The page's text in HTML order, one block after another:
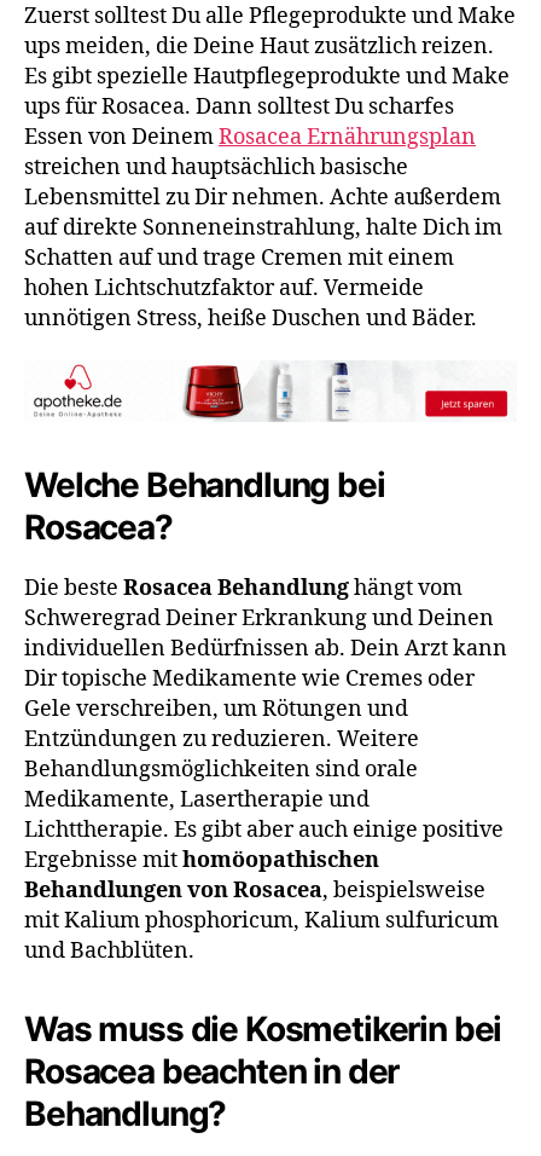
Zuerst solltest Du alle Pflegeprodukte und Make
ups meiden, die Deine Haut zusätzlich reizen.
Es gibt spezielle Hautpflegeprodukte und Make
ups für Rosacea. Dann solltest Du scharfes
Essen von DeinemRosacea Ernährungsplan
streichen und hauptsächlich basische
Lebensmittel zu Dir nehmen. Achte außerdem
auf direkte Sonneneinstrahlung, halte Dich im
Schatten auf und trage Cremen mit einem
hohen Lichtschutzfaktor auf. Vermeide
unnötigen Stress, heiße Duschen und Bäder.
Welche Behandlung bei
Rosacea?
Die beste Rosacea Behandlunghängt vom
Schweregrad Deiner Erkrankung und Deinen
individuellen Bedürfnissen ab. Dein Arzt kann
Dir topische Medikamente wie Cremes oder
Gele verschreiben, um Rötungen und
Entzündungen zu reduzieren. Weitere
Behandlungsmöglichkeiten sind orale
Medikamente, Lasertherapie und
Lichttherapie. Es gibt aber auch einige positive
Ergebnisse mithomöopathischen
Behandlungen von Rosacea, beispielsweise
mit Kalium phosphoricum, Kalium sulfuricum
und Bachblüten.
Was muss die Kosmetikerin bei
Rosacea beachten in der
Behandlung?